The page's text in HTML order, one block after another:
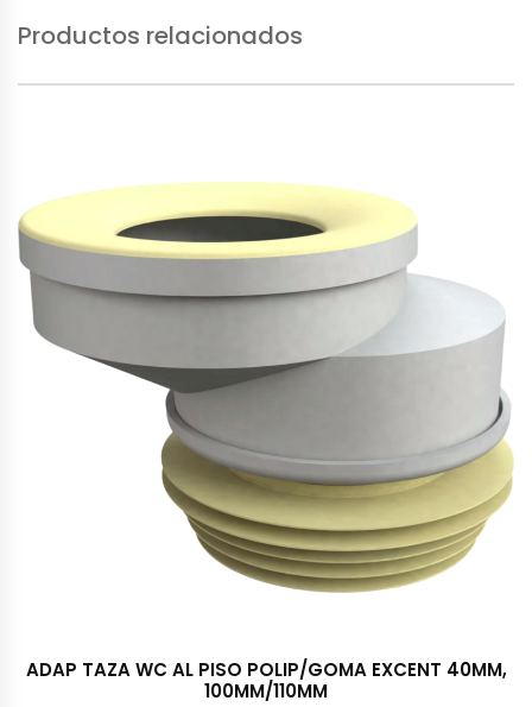
Productos relacionados
ADAP TAZA WC AL PISO POLIP/GOMA EXCENT 40MM,
100MM/110MM